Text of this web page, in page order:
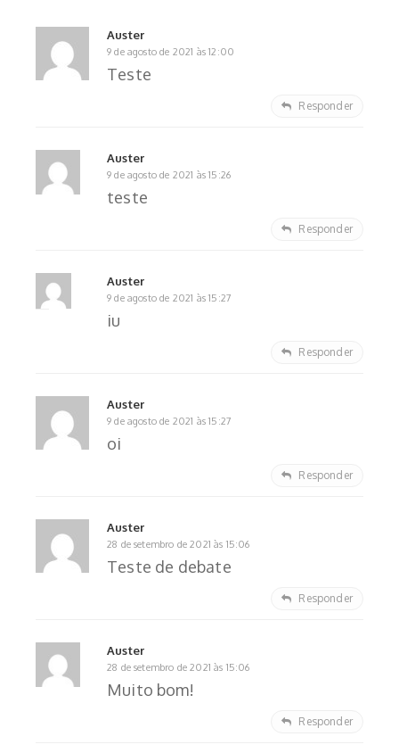
Auster
9 de agosto de 2021 às 12:00
Teste
Responder
Auster
9 de agosto de 2021 às 15:26
teste
Responder
Auster
9 de agosto de 2021 às 15:27
iu
Responder
Auster
9 de agosto de 2021 às 15:27
oi
Responder
Auster
28 de setembro de 2021 às 15:06
Teste de debate
Responder
Auster
28 de setembro de 2021 às 15:06
Muito bom!
Responder